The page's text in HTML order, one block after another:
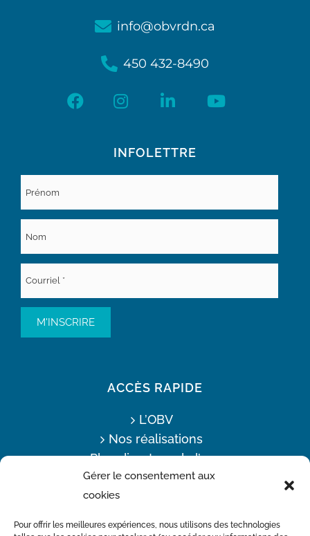
Gérer le consentement aux
cookies
Pour offrir les meilleures expériences, nous utilisons des technologies
info@obvrdn.ca
450 432-8490
INFOLETTRE
ACCÈS RAPIDE
L’OBV
Nos réalisations
Plan directeur de l’eau
Offres d’emploi